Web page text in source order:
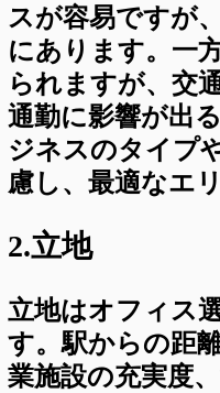
スが容易ですが
にあります。一
られますが、交
通勤に影響が出
ジネスのタイプ
慮し、最適なエ
2.立地
立地はオフィス
す。駅からの距
業施設の充実度